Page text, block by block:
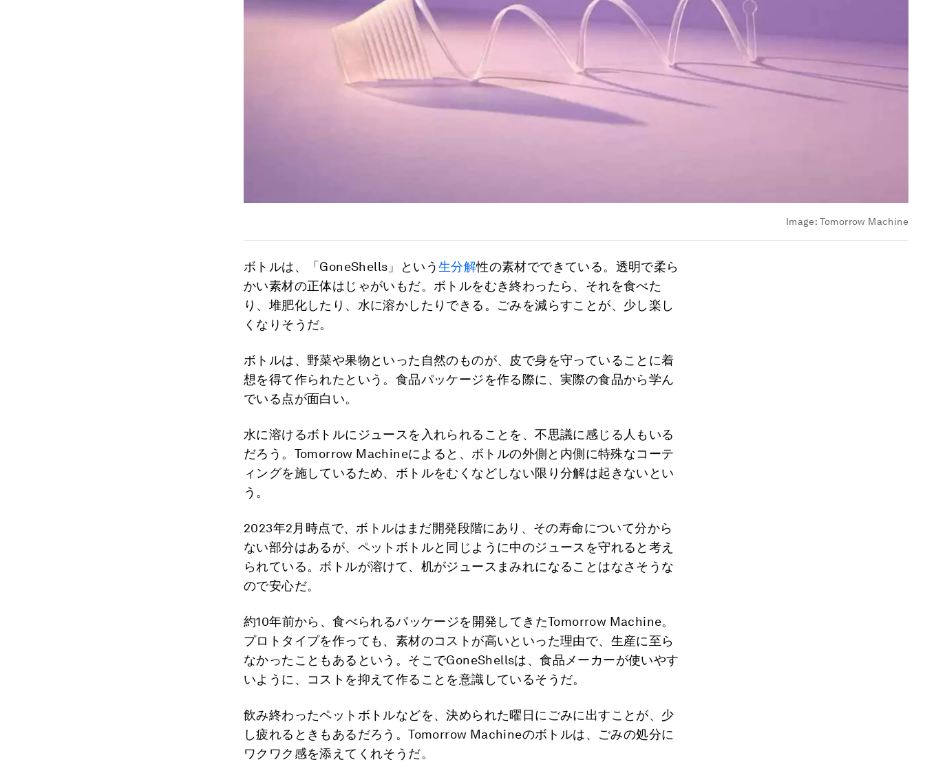
Image: Tomorrow Machine
ボトルは、「GoneShells」という生分解性の素材でできている。透明で柔ら
かい素材の正体はじゃがいもだ。ボトルをむき終わったら、それを食べた
り、堆肥化したり、水に溶かしたりできる。ごみを減らすことが、少し楽し
くなりそうだ。
ボトルは、野菜や果物といった自然のものが、皮で身を守っていることに着
想を得て作られたという。食品パッケージを作る際に、実際の食品から学ん
でいる点が面白い。
水に溶けるボトルにジュースを入れられることを、不思議に感じる人もいる
だろう。Tomorrow Machineによると、ボトルの外側と内側に特殊なコーテ
ィングを施しているため、ボトルをむくなどしない限り分解は起きないとい
う。
2023年2月時点で、ボトルはまだ開発段階にあり、その寿命について分から
ない部分はあるが、ペットボトルと同じように中のジュースを守れると考え
られている。ボトルが溶けて、机がジュースまみれになることはなさそうな
ので安心だ。
約10年前から、食べられるパッケージを開発してきたTomorrow Machine。
プロトタイプを作っても、素材のコストが高いといった理由で、生産に至ら
なかったこともあるという。そこでGoneShellsは、食品メーカーが使いやす
いように、コストを抑えて作ることを意識しているそうだ。
飲み終わったペットボトルなどを、決められた曜日にごみに出すことが、少
し疲れるときもあるだろう。Tomorrow Machineのボトルは、ごみの処分に
ワクワク感を添えてくれそうだ。